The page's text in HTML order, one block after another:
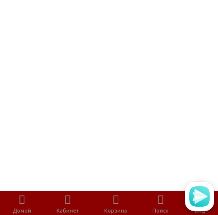
Домой Кабинет Корзина Поиск Вид